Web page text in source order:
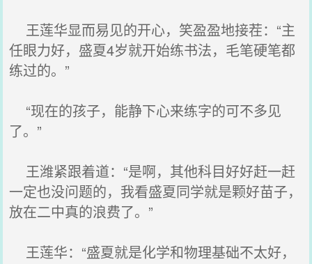
王莲华显而易见的开心，笑盈盈地接茬：“主
任眼力好，盛夏4岁就开始练书法，毛笔硬笔都
练过的。”
“现在的孩子，能静下心来练字的可不多见
了。”
王潍紧跟着道：“是啊，其他科目好好赶一赶
一定也没问题的，我看盛夏同学就是颗好苗子，
放在二中真的浪费了。”
王莲华：“盛夏就是化学和物理基础不太好，